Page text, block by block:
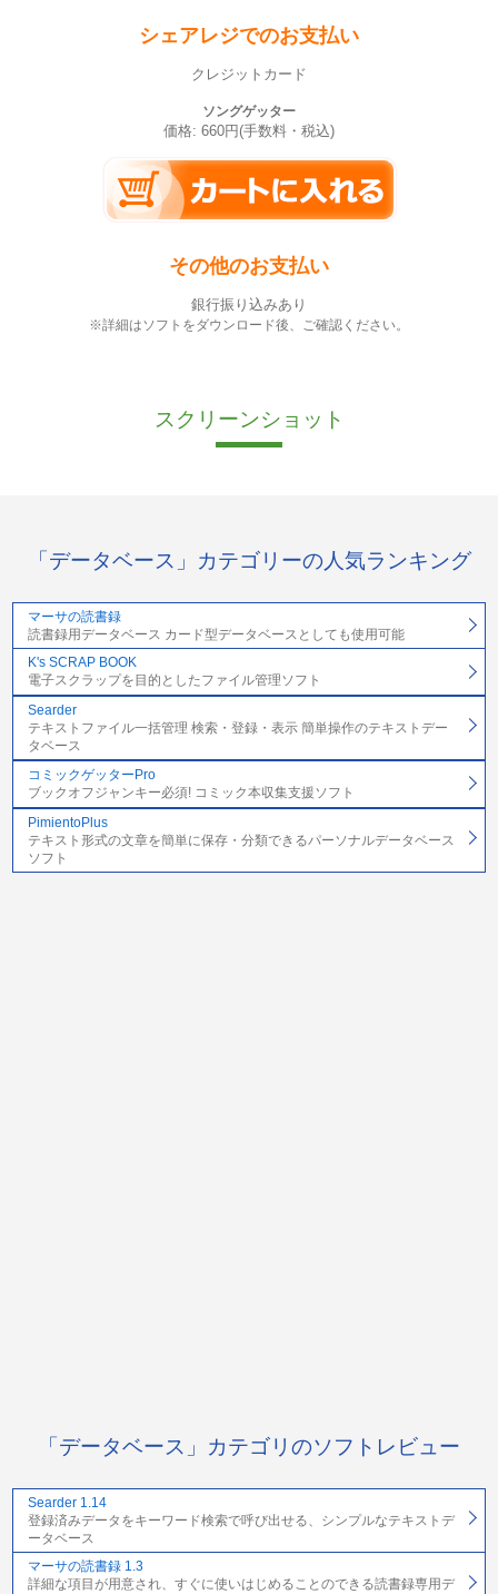
シェアレジでのお支払い
クレジットカード
ソングゲッター
価格: 660円(手数料・税込)
その他のお支払い
銀行振り込みあり
※詳細はソフトをダウンロード後、ご確認ください。
スクリーンショット
「データベース」カテゴリーの人気ランキング
マーサの読書録
読書録用データベース カード型データベースとしても使用可能
K's SCRAP BOOK
電子スクラップを目的としたファイル管理ソフト
Searder
テキストファイル一括管理 検索・登録・表示 簡単操作のテキストデー
タベース
コミックゲッターPro
ブックオフジャンキー必須! コミック本収集支援ソフト
PimientoPlus
テキスト形式の文章を簡単に保存・分類できるパーソナルデータベース
ソフト
「データベース」カテゴリのソフトレビュー
Searder 1.14
登録済みデータをキーワード検索で呼び出せる、シンプルなテキストデ
ータベース
マーサの読書録 1.3
詳細な項目が用意され、すぐに使いはじめることのできる読書録専用デ